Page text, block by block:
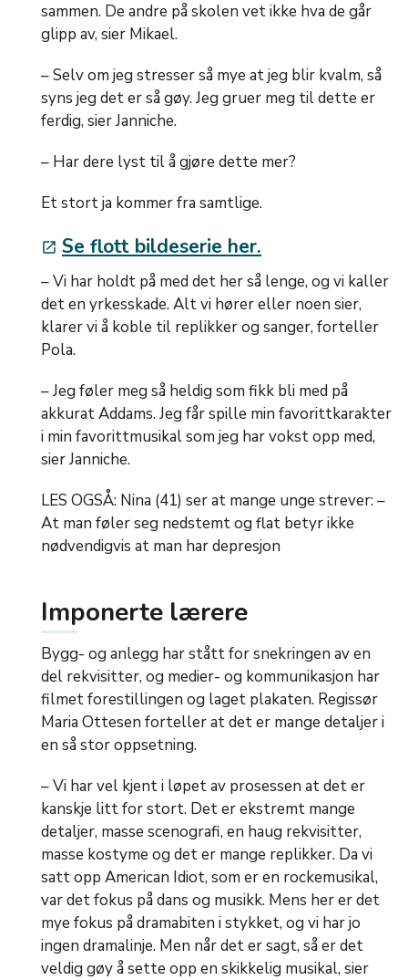
sammen. De andre på skolen vet ikke hva de går
glipp av, sier Mikael.
– Selv om jeg stresser så mye at jeg blir kvalm, så
syns jeg det er så gøy. Jeg gruer meg til dette er
ferdig, sier Janniche.
– Har dere lyst til å gjøre dette mer?
Et stort ja kommer fra samtlige.
launch Se flott bildeserie her.
– Vi har holdt på med det her så lenge, og vi kaller
det en yrkesskade. Alt vi hører eller noen sier,
klarer vi å koble til replikker og sanger, forteller
Pola.
– Jeg føler meg så heldig som fikk bli med på
akkurat Addams. Jeg får spille min favorittkarakter
i min favorittmusikal som jeg har vokst opp med,
sier Janniche.
LES OGSÅ: Nina (41) ser at mange unge strever: –
At man føler seg nedstemt og flat betyr ikke
nødvendigvis at man har depresjon
Imponerte lærere
Bygg- og anlegg har stått for snekringen av en
del rekvisitter, og medier- og kommunikasjon har
filmet forestillingen og laget plakaten. Regissør
Maria Ottesen forteller at det er mange detaljer i
en så stor oppsetning.
– Vi har vel kjent i løpet av prosessen at det er
kanskje litt for stort. Det er ekstremt mange
detaljer, masse scenografi, en haug rekvisitter,
masse kostyme og det er mange replikker. Da vi
satt opp American Idiot, som er en rockemusikal,
var det fokus på dans og musikk. Mens her er det
mye fokus på dramabiten i stykket, og vi har jo
ingen dramalinje. Men når det er sagt, så er det
veldig gøy å sette opp en skikkelig musikal, sier